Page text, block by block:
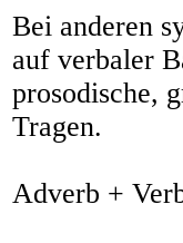
Bei anderen
auf verbaler
prosodische,
Tragen.
Adverb +